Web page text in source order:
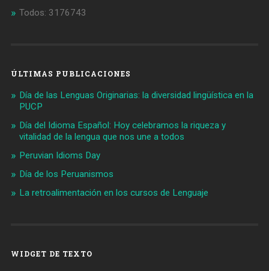
Todos: 3176743
ÚLTIMAS PUBLICACIONES
Día de las Lenguas Originarias: la diversidad lingüística en la
PUCP
Día del Idioma Español: Hoy celebramos la riqueza y
vitalidad de la lengua que nos une a todos
Peruvian Idioms Day
Día de los Peruanismos
La retroalimentación en los cursos de Lenguaje
WIDGET DE TEXTO